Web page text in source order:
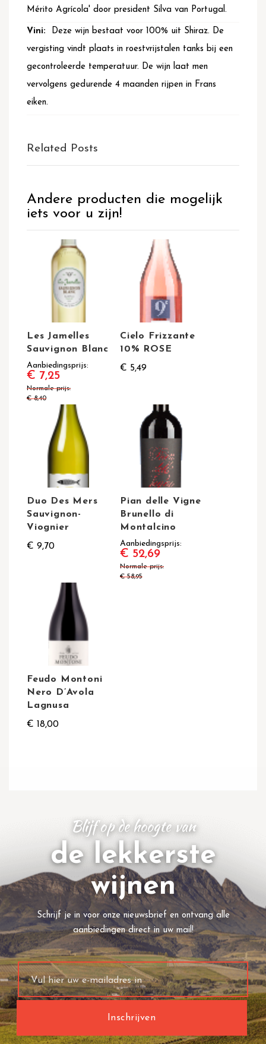
Mérito Agrícola' door president Silva van Portugal.
Deze wijn bestaat voor 100% uit Shiraz. De
vergisting vindt plaats in roestvrijstalen tanks bij een
gecontroleerde temperatuur. De wijn laat men
vervolgens gedurende 4 maanden rijpen in Frans
eiken.
Related Posts
Andere producten die mogelijk
iets voor u zijn!
Les Jamelles
Sauvignon Blanc
Aanbiedingsprijs
€ 7,25
Normale prijs
€ 8,40
Cielo Frizzante
10% ROSE
€ 5,49
Duo Des Mers
Sauvignon-
Viognier
€ 9,70
Pian delle Vigne
Brunello di
Montalcino
Aanbiedingsprijs
€ 52,69
Normale prijs
€ 58,95
Feudo Montoni
Nero D’Avola
Lagnusa
€ 18,00
Blijf op de hoogte van
de lekkerste
wijnen
Schrijf je in voor onze nieuwsbrief en ontvang alle
aanbiedingen direct in uw mail!